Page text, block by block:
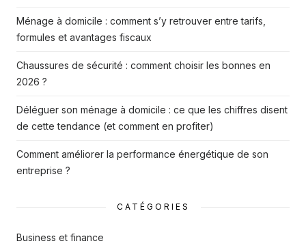
Ménage à domicile : comment s’y retrouver entre tarifs,
formules et avantages fiscaux
Chaussures de sécurité : comment choisir les bonnes en
2026 ?
Déléguer son ménage à domicile : ce que les chiffres disent
de cette tendance (et comment en profiter)
Comment améliorer la performance énergétique de son
entreprise ?
CATÉGORIES
Business et finance